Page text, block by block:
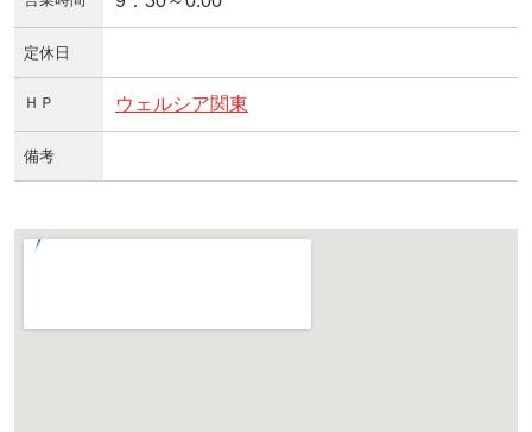
定休日
ＨＰ ウェルシア関東
備考